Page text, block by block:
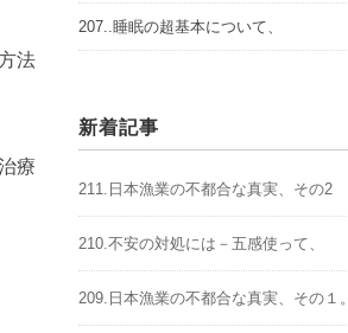
法
療
207..睡眠の超基本について、
新着記事
211.日本漁業の不都合な真実、その2
210.不安の対処には－五感使って、
209.日本漁業の不都合な真実、その１。